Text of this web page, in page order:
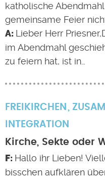
katholische
gemeinsame Feier
Lieber Herr
im Abendmahl
zu feiern hat, ist in…
FREIKIRCHEN
INTEGRATION
Kirche, Sekte oder
Hallo ihr Lieben!
bisschen aufklären